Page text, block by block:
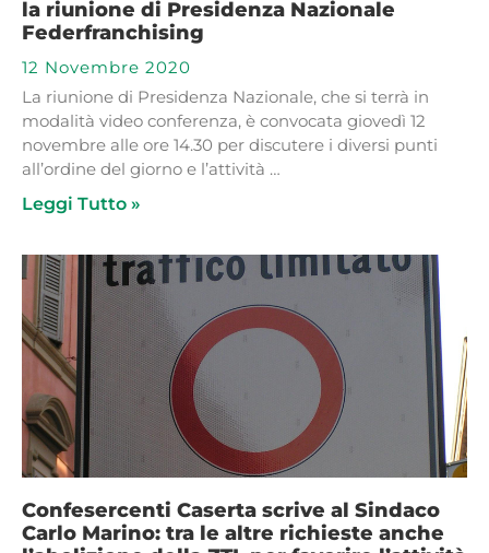
la riunione di Presidenza Nazionale
Federfranchising
12 Novembre 2020
La riunione di Presidenza Nazionale, che si terrà in
modalità video conferenza, è convocata giovedì 12
novembre alle ore 14.30 per discutere i diversi punti
all’ordine del giorno e l’attività …
Leggi Tutto »
Confesercenti Caserta scrive al Sindaco
Carlo Marino: tra le altre richieste anche